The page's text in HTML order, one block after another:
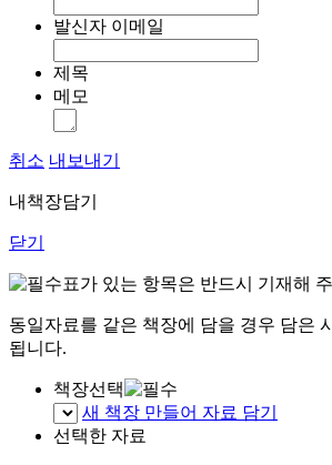
발신자 이메일
제목
메모
취소 내보내기
내책장담기
닫기
표가 있는 항목은 반드시 기재해
동일자료를 같은 책장에 담을 경우 담은
됩니다.
책장선택
새 책장 만들어 자료 담기
선택한 자료